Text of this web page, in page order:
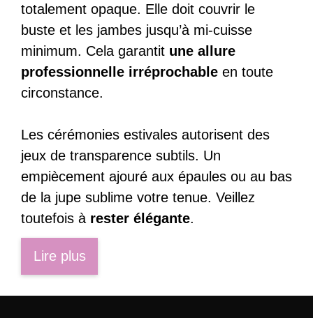
totalement opaque. Elle doit couvrir le
buste et les jambes jusqu’à mi-cuisse
minimum. Cela garantit une allure
professionnelle irréprochable en toute
circonstance.
Les cérémonies estivales autorisent des
jeux de transparence subtils. Un
empiècement ajouré aux épaules ou au bas
de la jupe sublime votre tenue. Veillez
toutefois à rester élégante.
Lire plus